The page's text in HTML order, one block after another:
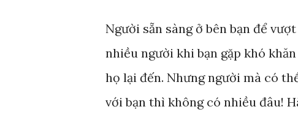
Người sẵn sàng ở bên bạn để
nhiều người khi bạn gặp khó
họ lại đến. Nhưng người mà có
với bạn thì không có nhiều đâu!